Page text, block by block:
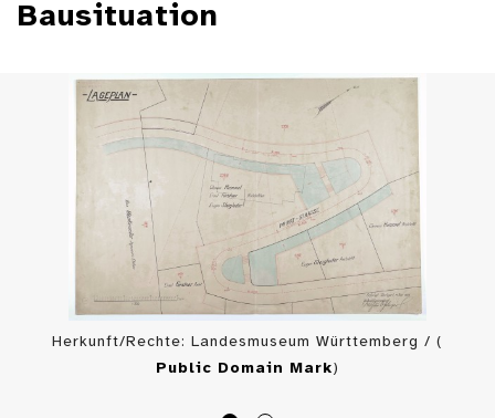
Bausituation
Herkunft/Rechte: Landesmuseum Württemberg / (
Public Domain Mark)